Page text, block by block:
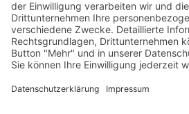
Stickereien & Textilien GmbH|